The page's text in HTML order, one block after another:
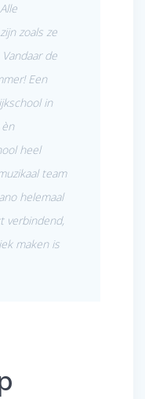
zoals ze
Vandaar de
Een
in
heel
team
helemaal
verbindend,
maken is